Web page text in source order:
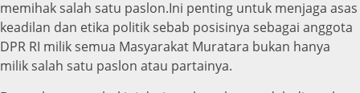
memihak salah satu paslon.Ini penting untuk menjaga asas
keadilan dan etika politik sebab posisinya sebagai anggota
DPR RI milik semua Masyarakat Muratara bukan hanya
milik salah satu paslon atau partainya.